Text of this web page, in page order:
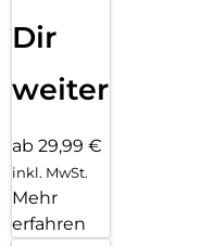
Dir
weiter
ab 29,99 €
inkl. MwSt.
Mehr
erfahren